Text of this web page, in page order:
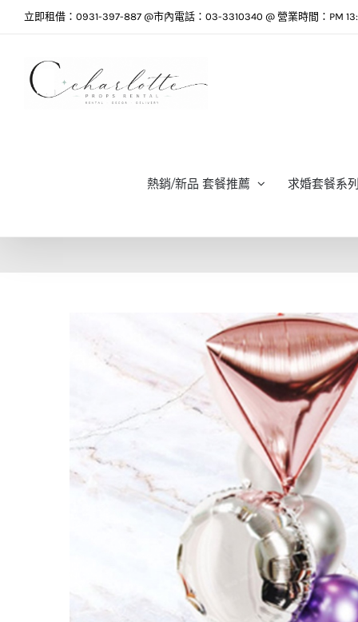
立即租借：0931-397-887 @市內電話：03-3310340 @ 營業時間：PM
熱銷/新品 套餐推薦 求婚套餐系列